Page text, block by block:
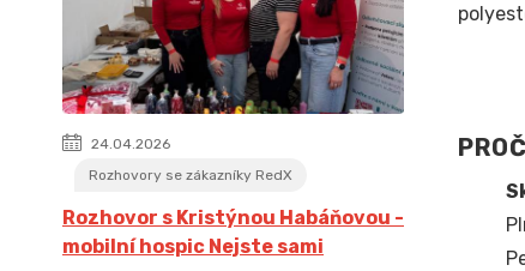
24.04.2026
Rozhovory se zákazníky RedX
Rozhovor s Kristýnou Habáňovou -
mobilní hospic Nejste sami